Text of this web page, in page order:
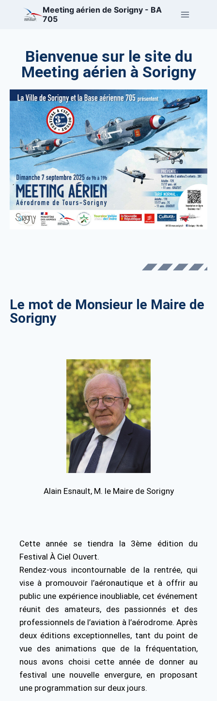
Meeting aérien de Sorigny - BA
705
Bienvenue sur le site du
Meeting aérien à Sorigny
Le mot de Monsieur le Maire de
Sorigny
Alain Esnault, M. le Maire de Sorigny
Cette année se tiendra la 3ème édition du
Festival À Ciel Ouvert.
Rendez-vous incontournable de la rentrée, qui
vise à promouvoir l’aéronautique et à offrir au
public une expérience inoubliable, cet événement
réunit des amateurs, des passionnés et des
professionnels de l’aviation à l’aérodrome. Après
deux éditions exceptionnelles, tant du point de
vue des animations que de la fréquentation,
nous avons choisi cette année de donner au
festival une nouvelle envergure, en proposant
une programmation sur deux jours.